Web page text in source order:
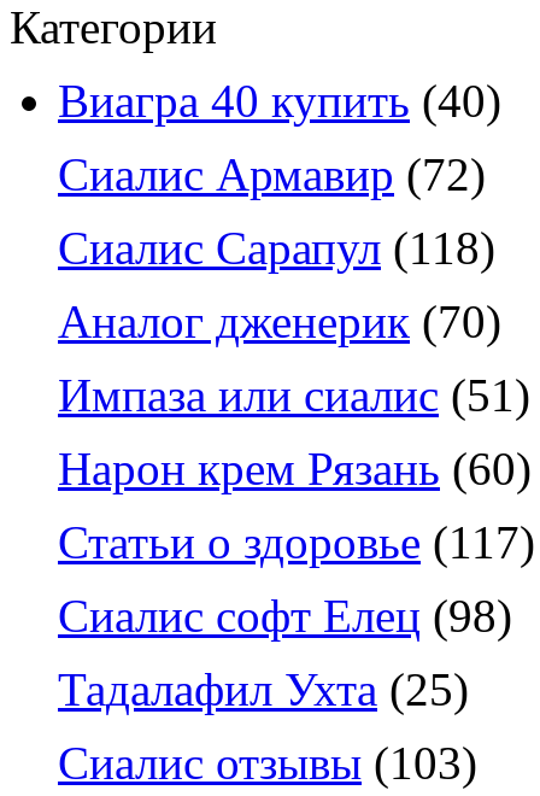
Категории
Виагра 40 купить (40)
Сиалис Армавир (72)
Сиалис Сарапул (118)
Аналог дженерик (70)
Импаза или сиалис (51)
Нарон крем Рязань (60)
Статьи о здоровье (117)
Сиалис софт Елец (98)
Тадалафил Ухта (25)
Сиалис отзывы (103)